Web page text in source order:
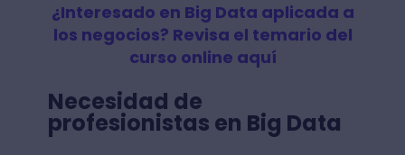
¿Interesado en Big Data aplicada a
los negocios? Revisa el temario del
curso online aquí
Necesidad de
profesionistas en Big Data